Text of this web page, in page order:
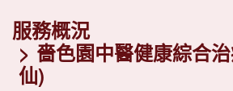
服務概況
嗇色園中醫健康綜合
仙)